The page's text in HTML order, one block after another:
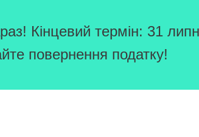
Кінцевий термін: 31
повернення податку!